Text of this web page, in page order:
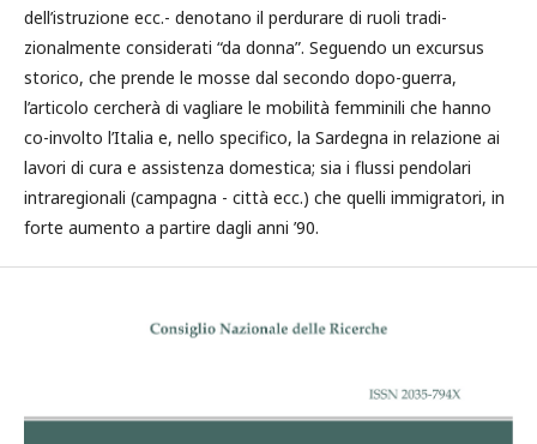
dell’istruzione ecc.- denotano il perdurare di ruoli tradi-
zionalmente considerati “da donna”. Seguendo un excursus
storico, che prende le mosse dal secondo dopo-guerra,
l’articolo cercherà di vagliare le mobilità femminili che hanno
co-involto l’Italia e, nello specifico, la Sardegna in relazione ai
lavori di cura e assistenza domestica; sia i flussi pendolari
intraregionali (campagna - città ecc.) che quelli immigratori, in
forte aumento a partire dagli anni ’90.